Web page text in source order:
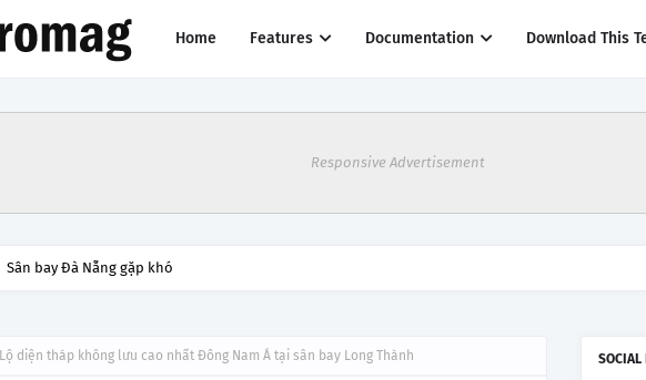
Home Features Documentation Download This
Responsive Advertisement
Sân bay Đà Nẵng gặp khó
Lộ diện tháp không lưu cao nhất Đông Nam Á tại sân bay Long Thành SOCIAL